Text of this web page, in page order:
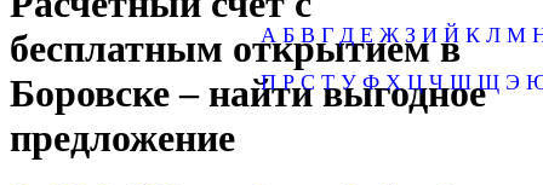
А Б В Г Д Е Ж З И Й К Л М
П Р С Т У Ф Х Ц Ч Ш Щ Э
бесплатным открытием в
Боровске – найти выгодное
предложение